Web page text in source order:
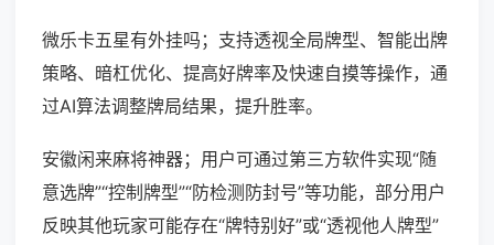
微乐卡五星有外挂吗；支持透视全局牌型、智能出牌
策略、暗杠优化、提高好牌率及快速自摸等操作，通
过AI算法调整牌局结果，提升胜率。
安徽闲来麻将神器；用户可通过第三方软件实现“随
意选牌”“控制牌型”“防检测防封号”等功能，部分用户
反映其他玩家可能存在“牌特别好”或“透视他人牌型”